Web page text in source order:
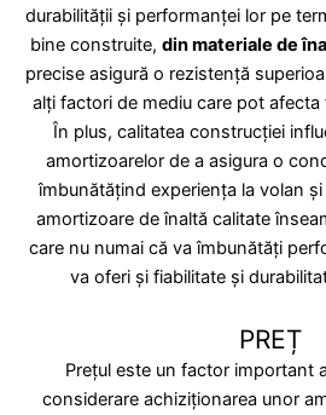
durabilității și performanței lor pe
bine construite, din materiale de
precise asigură o rezistență
alți factori de mediu care pot
În plus, calitatea construcției
amortizoarelor de a asigura o
îmbunătățind experiența la volan
amortizoare de înaltă calitate
care nu numai că va îmbunătăți
va oferi și fiabilitate și
PREȚ
Prețul este un factor important
considerare achiziționarea unor